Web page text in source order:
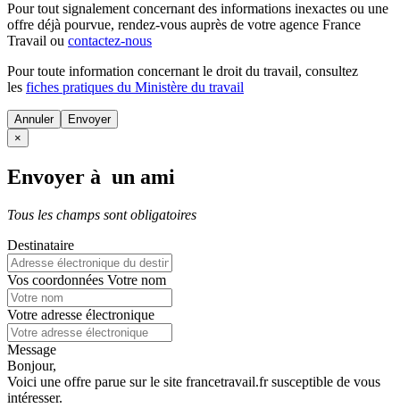
Pour tout signalement concernant des informations inexactes ou une
offre déjà pourvue, rendez-vous auprès de votre agence France
Travail ou contactez-nous
Pour toute information concernant le droit du travail, consultez
les fiches pratiques du Ministère du travail
Annuler
×
Envoyer à un ami
Tous les champs sont obligatoires
Destinataire
Vos coordonnées Votre nom
Votre adresse électronique
Message
Bonjour,
Voici une offre parue sur le site francetravail.fr susceptible de vous
intéresser.